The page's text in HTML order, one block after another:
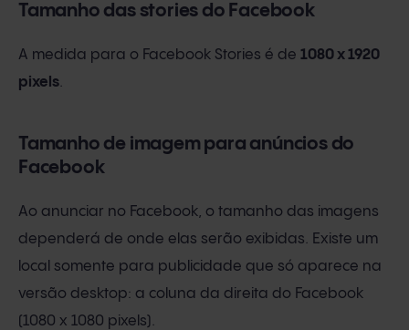
Tamanho das stories do Facebook
A medida para o Facebook Stories é de 1080 x 1920
pixels.
Tamanho de imagem para anúncios do
Facebook
Ao anunciar no Facebook, o tamanho das imagens
dependerá de onde elas serão exibidas. Existe um
local somente para publicidade que só aparece na
versão desktop: a coluna da direita do Facebook
(1080 x 1080 pixels).